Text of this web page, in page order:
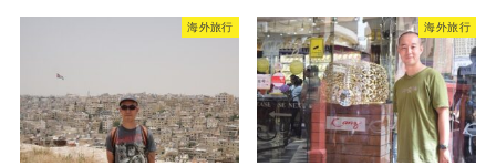
海外旅行 海外旅行